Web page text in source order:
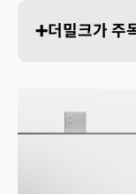
➕더밀크가 주